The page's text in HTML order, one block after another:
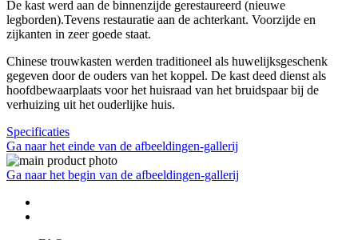
De kast werd aan de binnenzijde gerestaureerd (nieuwe
legborden).Tevens restauratie aan de achterkant. Voorzijde en
zijkanten in zeer goede staat.
Chinese trouwkasten werden traditioneel als huwelijksgeschenk
gegeven door de ouders van het koppel. De kast deed dienst als
hoofdbewaarplaats voor het huisraad van het bruidspaar bij de
verhuizing uit het ouderlijke huis.
Specificaties
Ga naar het einde van de afbeeldingen-gallerij
Ga naar het begin van de afbeeldingen-gallerij